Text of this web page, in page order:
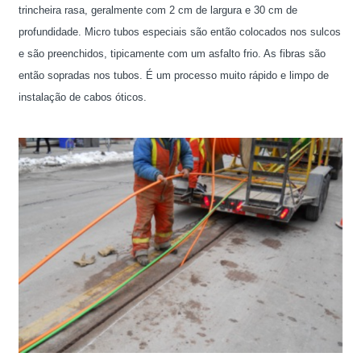
trincheira rasa, geralmente com 2 cm de largura e 30 cm de
profundidade. Micro tubos especiais são então colocados nos sulcos
e são preenchidos, tipicamente com um asfalto frio. As fibras são
então sopradas nos tubos. É um processo muito rápido e limpo de
instalação de cabos óticos.